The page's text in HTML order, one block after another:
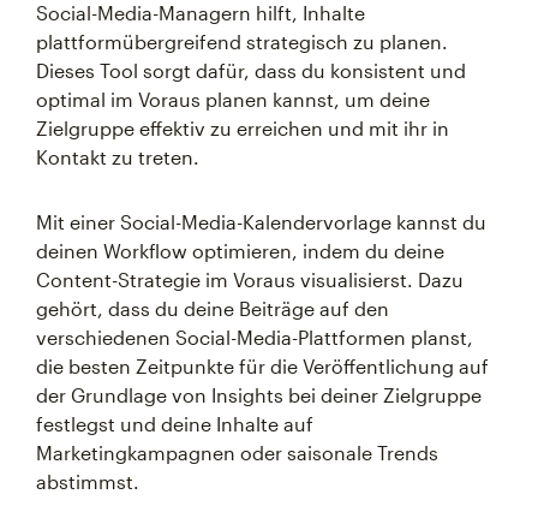
Social-Media-Managern hilft, Inhalte
plattformübergreifend strategisch zu planen.
Dieses Tool sorgt dafür, dass du konsistent und
optimal im Voraus planen kannst, um deine
Zielgruppe effektiv zu erreichen und mit ihr in
Kontakt zu treten.
Mit einer Social-Media-Kalendervorlage kannst du
deinen Workflow optimieren, indem du deine
Content-Strategie im Voraus visualisierst. Dazu
gehört, dass du deine Beiträge auf den
verschiedenen Social-Media-Plattformen planst,
die besten Zeitpunkte für die Veröffentlichung auf
der Grundlage von Insights bei deiner Zielgruppe
festlegst und deine Inhalte auf
Marketingkampagnen oder saisonale Trends
abstimmst.